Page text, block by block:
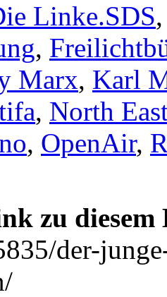
Linke.SDS
,
Marx, Karl
, North
, OpenAir,
zu
der-